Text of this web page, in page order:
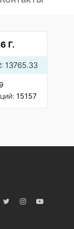
Г.
13765.33
15157